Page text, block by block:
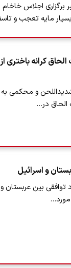
برگزاری اجلاس
مایه تعجب و
کرانه باختری
و محکمی به
الحاق در…
و اسرائیل
بین عربستان و
مورد…